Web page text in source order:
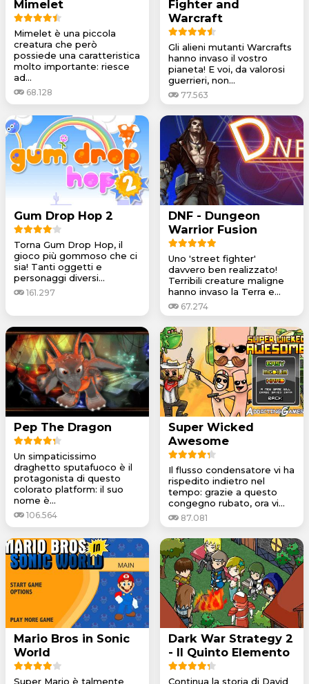
Mimelet
Mimelet è una piccola
creatura che però
possiede una caratteristica
molto importante: riesce
ad...
68.128
Fighter and
Warcraft
Gli alieni mutanti Warcrafts
hanno invaso il vostro
pianeta! E voi, da valorosi
guerrieri, non...
77.563
Gum Drop Hop 2
Torna Gum Drop Hop, il
gioco più gommoso che ci
sia! Tanti oggetti e
personaggi diversi...
161.297
DNF - Dungeon
Warrior Fusion
Uno 'street fighter'
davvero ben realizzato!
Terribili creature maligne
hanno invaso la Terra e...
67.274
Pep The Dragon
Un simpaticissimo
draghetto sputafuoco è il
protagonista di questo
colorato platform: il suo
nome è...
106.564
Super Wicked
Awesome
Il flusso condensatore vi ha
rispedito indietro nel
tempo: grazie a questo
congegno rubato, ora vi...
87.081
Mario Bros in Sonic
World
Super Mario è talmente
Dark War Strategy 2
- Il Quinto Elemento
Continua la storia di David